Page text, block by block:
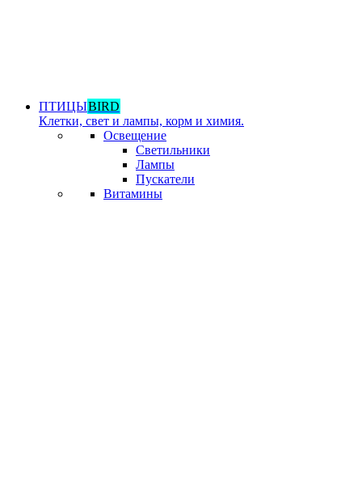
ПТИЦЫBIRD
Клетки, свет и лампы, корм и химия.
Освещение
Светильники
Лампы
Пускатели
Витамины